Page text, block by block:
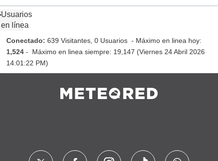
Usuarios
en línea
Conectado: 639 Visitantes, 0 Usuarios - Máximo en linea hoy:
1,524 - Máximo en linea siempre: 19,147 (Viernes 24 Abril 2026
14:01:22 PM)